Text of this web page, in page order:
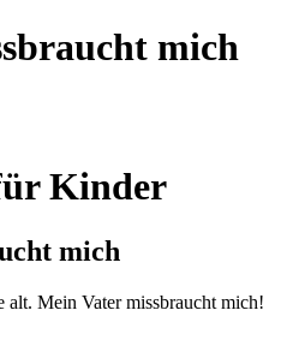
mich
Kinder
mich
alt. Mein Vater missbraucht mich!